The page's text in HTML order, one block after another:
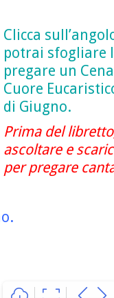
Clicca
potrai sfogliare
pregare un
Cuore
di Giugno.
Prima del
ascoltare e
per pregare